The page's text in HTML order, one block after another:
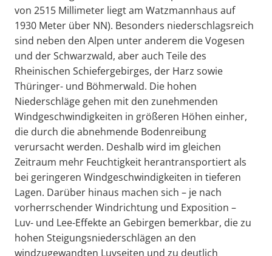
von 2515 Millimeter liegt am Watzmannhaus auf
1930 Meter über NN). Besonders niederschlagsreich
sind neben den Alpen unter anderem die Vogesen
und der Schwarzwald, aber auch Teile des
Rheinischen Schiefergebirges, der Harz sowie
Thüringer- und Böhmerwald. Die hohen
Niederschläge gehen mit den zunehmenden
Windgeschwindigkeiten in größeren Höhen einher,
die durch die abnehmende Bodenreibung
verursacht werden. Deshalb wird im gleichen
Zeitraum mehr Feuchtigkeit herantransportiert als
bei geringeren Windgeschwindigkeiten in tieferen
Lagen. Darüber hinaus machen sich – je nach
vorherrschender Windrichtung und Exposition –
Luv- und Lee-Effekte an Gebirgen bemerkbar, die zu
hohen Steigungsniederschlägen an den
windzugewandten Luvseiten und zu deutlich